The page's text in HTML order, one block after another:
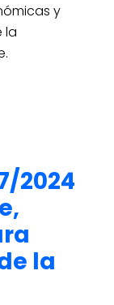
y
la
2024
la